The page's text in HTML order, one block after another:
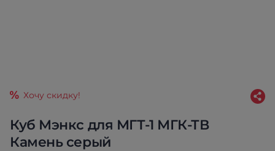
Куб Мэнкс для МГТ-1 МГК-ТВ
Камень серый
Хочу скидку!